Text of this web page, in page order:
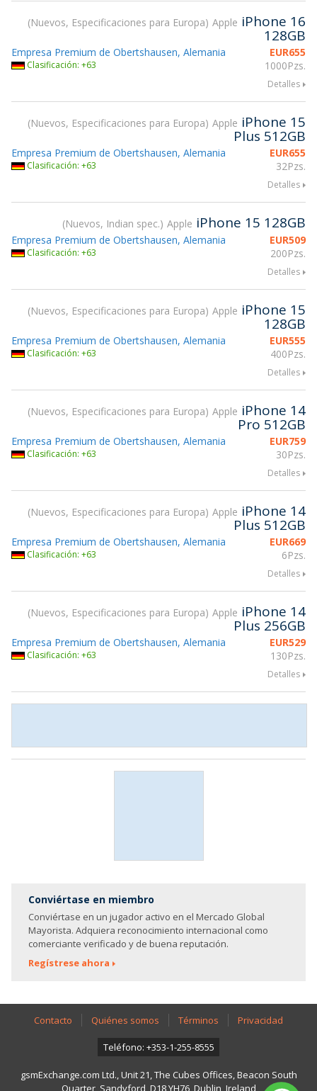
Nuevos, Especificaciones para Europa Apple iPhone 16
128GB
EUR655
1000Pzs.
Empresa Premium de Obertshausen, Alemania
Clasificación: +63
Detalles
Nuevos, Especificaciones para Europa Apple iPhone 15
Plus 512GB
EUR655
32Pzs.
Empresa Premium de Obertshausen, Alemania
Clasificación: +63
Detalles
Nuevos, Indian spec. Apple iPhone 15 128GB
EUR509
200Pzs.
Empresa Premium de Obertshausen, Alemania
Clasificación: +63
Detalles
Nuevos, Especificaciones para Europa Apple iPhone 15
128GB
EUR555
400Pzs.
Empresa Premium de Obertshausen, Alemania
Clasificación: +63
Detalles
Nuevos, Especificaciones para Europa Apple iPhone 14
Pro 512GB
EUR759
30Pzs.
Empresa Premium de Obertshausen, Alemania
Clasificación: +63
Detalles
Nuevos, Especificaciones para Europa Apple iPhone 14
Plus 512GB
EUR669
6Pzs.
Empresa Premium de Obertshausen, Alemania
Clasificación: +63
Detalles
Nuevos, Especificaciones para Europa Apple iPhone 14
Plus 256GB
EUR529
130Pzs.
Empresa Premium de Obertshausen, Alemania
Clasificación: +63
Detalles
Conviértase en miembro
Conviértase en un jugador activo en el Mercado Global
Mayorista. Adquiera reconocimiento internacional como
comerciante verificado y de buena reputación.
Regístrese ahora
Contacto Quiénes somos Términos Privacidad
Teléfono: +353-1-255-8555
gsmExchange.com Ltd., Unit 21, The Cubes Offices, Beacon South
Quarter, Sandyford, D18 YH76, Dublin, Ireland